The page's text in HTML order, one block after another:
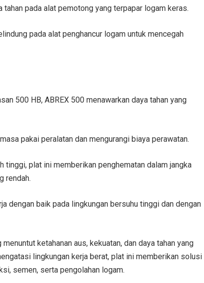
tahan pada alat pemotong yang terpapar logam keras.
pada alat penghancur logam untuk mencegah
500 HB, ABREX 500 menawarkan daya tahan yang
pakai peralatan dan mengurangi biaya perawatan.
plat ini memberikan penghematan dalam jangka
rendah.
dengan baik pada lingkungan bersuhu tinggi dan dengan
ketahanan aus, kekuatan, dan daya tahan yang
lingkungan kerja berat, plat ini memberikan solusi
semen, serta pengolahan logam.